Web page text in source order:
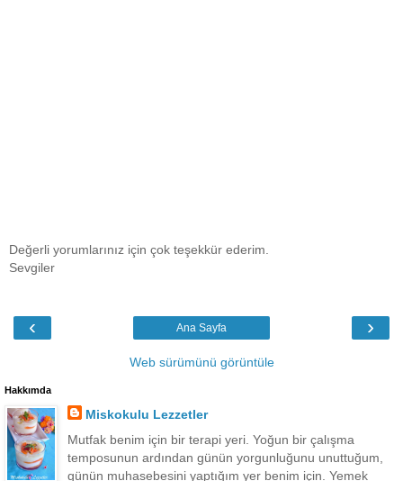
Değerli yorumlarınız için çok teşekkür ederim.
Sevgiler
‹ ›
Ana Sayfa
Web sürümünü görüntüle
Hakkımda
Miskokulu Lezzetler
Mutfak benim için bir terapi yeri. Yoğun bir çalışma
temposunun ardından günün yorgunluğunu unuttuğum,
günün muhasebesini yaptığım yer benim için. Yemek